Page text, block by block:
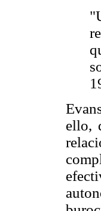
ello,